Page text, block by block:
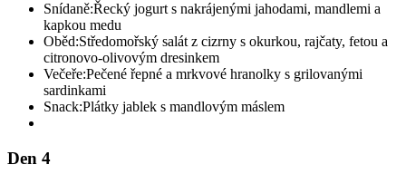
Snídaně:Řecký jogurt s nakrájenými jahodami, mandlemi a
kapkou medu
Oběd:Středomořský salát z cizrny s okurkou, rajčaty, fetou a
citronovo-olivovým dresinkem
Večeře:Pečené řepné a mrkvové hranolky s grilovanými
sardinkami
Snack:Plátky jablek s mandlovým máslem
Den 4